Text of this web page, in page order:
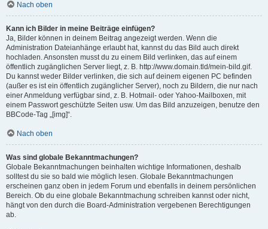
Nach oben
Kann ich Bilder in meine Beiträge einfügen?
Ja, Bilder können in deinem Beitrag angezeigt werden. Wenn die
Administration Dateianhänge erlaubt hat, kannst du das Bild auch direkt
hochladen. Ansonsten musst du zu einem Bild verlinken, das auf einem
öffentlich zugänglichen Server liegt, z. B. http://www.domain.tld/mein-bild.gif.
Du kannst weder Bilder verlinken, die sich auf deinem eigenen PC befinden
(außer es ist ein öffentlich zugänglicher Server), noch zu Bildern, die nur nach
einer Anmeldung verfügbar sind, z. B. Hotmail- oder Yahoo-Mailboxen, mit
einem Passwort geschützte Seiten usw. Um das Bild anzuzeigen, benutze den
BBCode-Tag „[img]“.
Nach oben
Was sind globale Bekanntmachungen?
Globale Bekanntmachungen beinhalten wichtige Informationen, deshalb
solltest du sie so bald wie möglich lesen. Globale Bekanntmachungen
erscheinen ganz oben in jedem Forum und ebenfalls in deinem persönlichen
Bereich. Ob du eine globale Bekanntmachung schreiben kannst oder nicht,
hängt von den durch die Board-Administration vergebenen Berechtigungen
ab.